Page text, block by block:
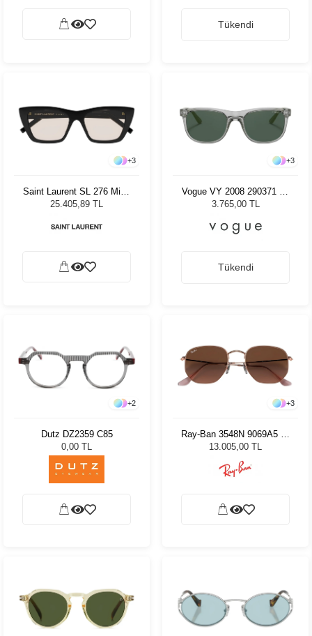
Tükendi
+3
Saint Laurent SL 276 Mica
038 Kadın Güneş Gözlüğü
25.405,89 TL
+3
Vogue VY 2008 290371 47
Kadın Güneş Gözlüğü
3.765,00 TL
Tükendi
+2
Dutz DZ2359 C85
0,00 TL
+3
Ray-Ban 3548N 9069A5 51
Unisex Güneş Gözlüğü
13.005,00 TL